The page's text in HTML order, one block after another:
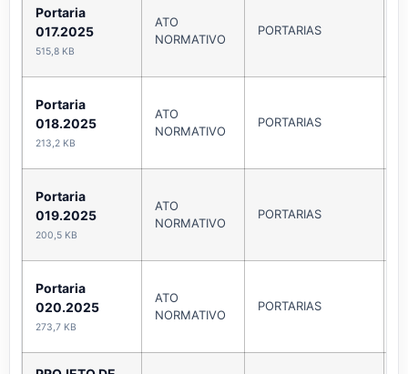
Portaria
017.2025
515,8 KB
ATO
NORMATIVO
PORTARIAS
Portaria
018.2025
213,2 KB
ATO
NORMATIVO
PORTARIAS
Portaria
019.2025
200,5 KB
ATO
NORMATIVO
PORTARIAS
Portaria
020.2025
273,7 KB
ATO
NORMATIVO
PORTARIAS